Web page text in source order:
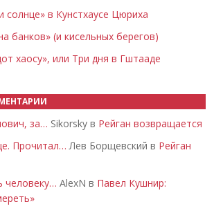
в Кунстхаусе Цюриха
банков» (и кисельных берегов)
хаосу», или Три дня в Гштааде
за… Sikorsky в Рейган возвращается
Прочитал… Лев Борщевский в Рейган
человеку… AlexN в Павел Кушнир: